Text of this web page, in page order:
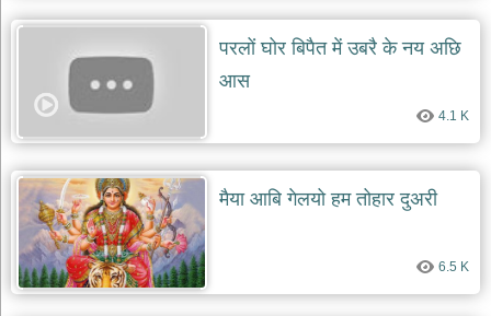
परलों घोर बिपैत में उबरै के नय अछि
आस
4.1 K
मैया आबि गेलयो हम तोहार दुअरी
6.5 K